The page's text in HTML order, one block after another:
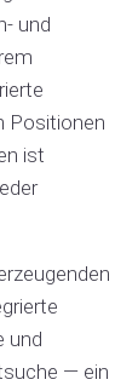
und
Positionen
ist
und
— ein